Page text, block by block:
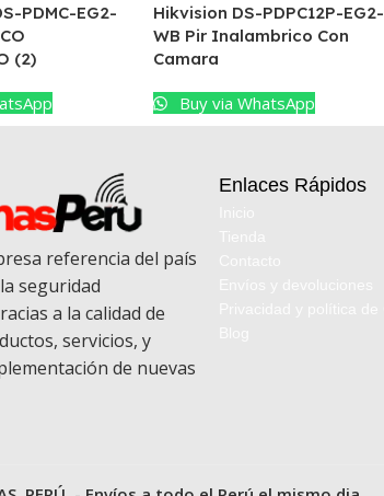
PDMC-EG2-
(2)
Hikvision DS-PDPC12P-EG2-
WB Pir Inalambrico Con
Camara
Buy via WhatsApp
referencia del país
seguridad
a la calidad de
servicios, y
de nuevas
Enlaces Rápidos